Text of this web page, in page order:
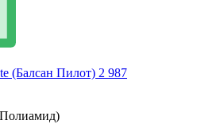
(Балсан Пилот) 2 987